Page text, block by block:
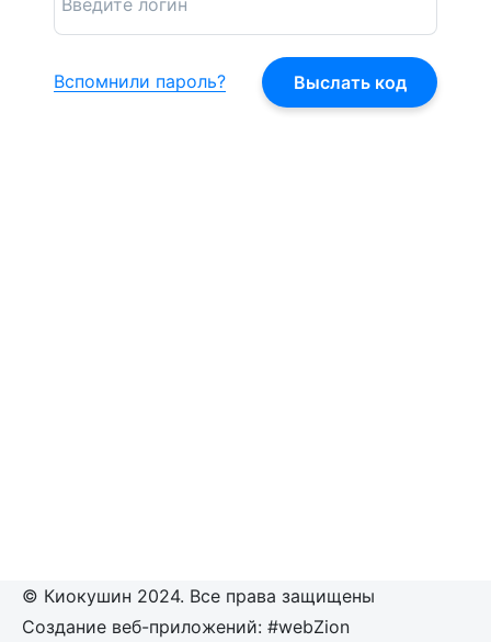
Вспомнили пароль?
© Киокушин 2024. Все права защищены
Создание веб-приложений: #webZion